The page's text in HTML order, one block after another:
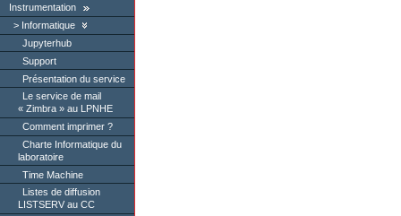
Instrumentation
Informatique
Jupyterhub
Support
Présentation du service
Le service de mail
« Zimbra » au LPNHE
Comment imprimer ?
Charte Informatique du
laboratoire
Time Machine
Listes de diffusion
LISTSERV au CC